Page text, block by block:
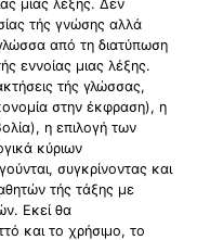
μιας λέξης. Δεν
τής γνώσης αλλά
από τη διατύπωση
εννοίας μιας λέξης.
τής γλώσσας,
στην έκφραση), η
η επιλογή των
κύριων
συγκρίνοντας και
τής τάξης με
Εκεί θα
και το χρήσιμο, το